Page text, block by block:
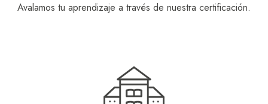
Avalamos tu aprendizaje a través de nuestra certificación.